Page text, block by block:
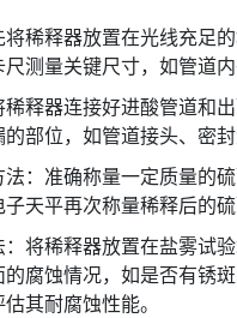
稀释器放置在光线充足
测量关键尺寸，如管道
释器连接好进酸管道和
部位，如管道接头、密
：准确称量一定质量的
天平再次称量稀释后的
将稀释器放置在盐雾试
腐蚀情况，如是否有锈
其耐腐蚀性能。